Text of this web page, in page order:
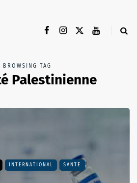
BROWSING TAG
Palestinienne
INTERNATIONAL SANTÉ